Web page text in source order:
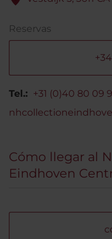
Reservas
Tel.: +31 (0)40 80 09
Cómo llegar al
Eindhoven